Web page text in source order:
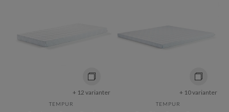
+ 12 varianter
TEMPUR
+ 10 varianter
TEMPUR